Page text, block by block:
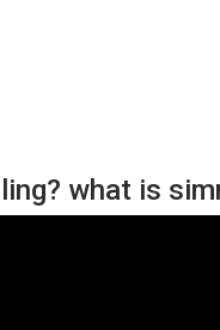
what is